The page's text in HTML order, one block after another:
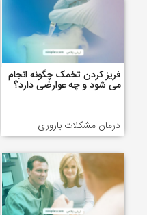
فریز کردن تخمک چگونه انجام
می شود و چه عوارضی دارد؟
درمان مشکلات باروری